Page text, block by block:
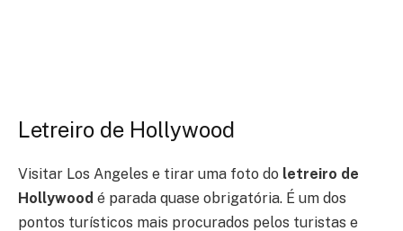
Letreiro de Hollywood
Visitar Los Angeles e tirar uma foto do letreiro de
Hollywood é parada quase obrigatória. É um dos
pontos turísticos mais procurados pelos turistas e